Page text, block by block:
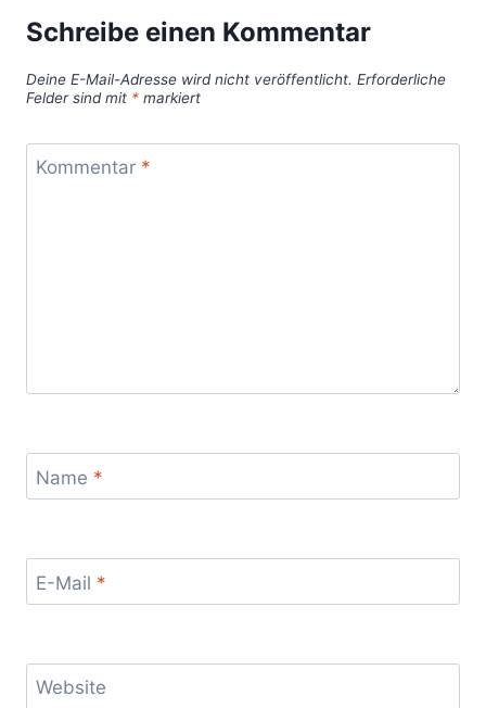
Schreibe einen Kommentar
Deine E-Mail-Adresse wird nicht veröffentlicht. Erforderliche
Felder sind mit * markiert
Kommentar *
Name *
E-Mail *
Website